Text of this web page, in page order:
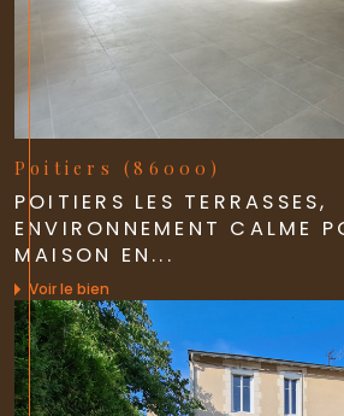
Poitiers (86000)
POITIERS LES TERRASSES,
ENVIRONNEMENT CALME
MAISON EN...
Voir le bien